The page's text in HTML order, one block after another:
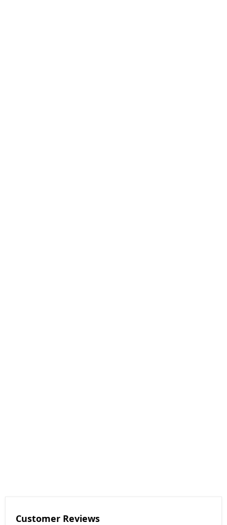
Customer Reviews